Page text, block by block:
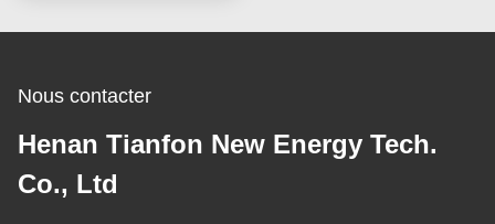
Nous contacter
Henan Tianfon New Energy Tech.
Co., Ltd